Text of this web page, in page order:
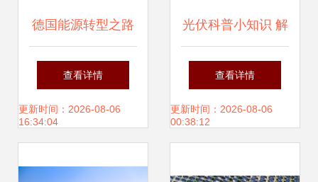
德国能源转型之路
弗莱集团设计的地
下光伏建筑探秘
查看详情
更新时间：2026-08-06
16:34:04
光伏科普小知识 解
读太阳能发电的奥
秘
查看详情
更新时间：2026-08-06
00:38:12